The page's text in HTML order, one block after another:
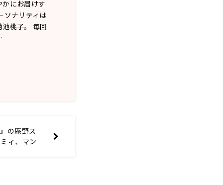
にお届けす
ソナリティは
桃子。 毎回
の庵野ス
ィ、マン